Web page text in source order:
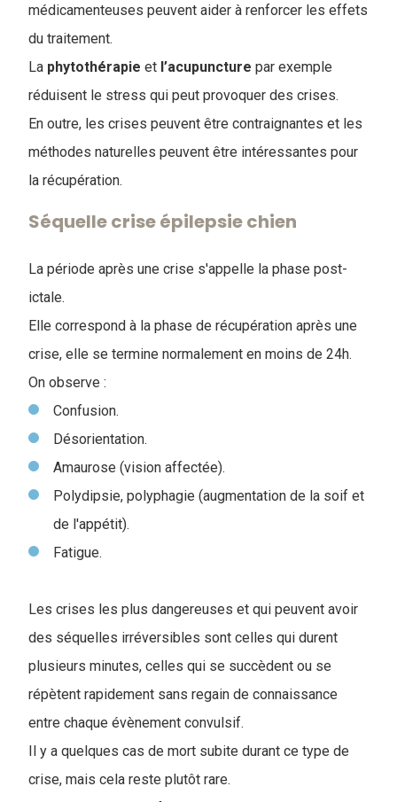
médicamenteuses peuvent aider à renforcer les effets
du traitement.
La phytothérapie et l’acupuncture par exemple
réduisent le stress qui peut provoquer des crises.
En outre, les crises peuvent être contraignantes et les
méthodes naturelles peuvent être intéressantes pour
la récupération.
Séquelle crise épilepsie chien
La période après une crise s'appelle la phase post-
ictale.
Elle correspond à la phase de récupération après une
crise, elle se termine normalement en moins de 24h.
On observe :
Confusion.
Désorientation.
Amaurose (vision affectée).
Polydipsie, polyphagie (augmentation de la soif et
de l'appétit).
Fatigue.
Les crises les plus dangereuses et qui peuvent avoir
des séquelles irréversibles sont celles qui durent
plusieurs minutes, celles qui se succèdent ou se
répètent rapidement sans regain de connaissance
entre chaque évènement convulsif.
Il y a quelques cas de mort subite durant ce type de
crise, mais cela reste plutôt rare.